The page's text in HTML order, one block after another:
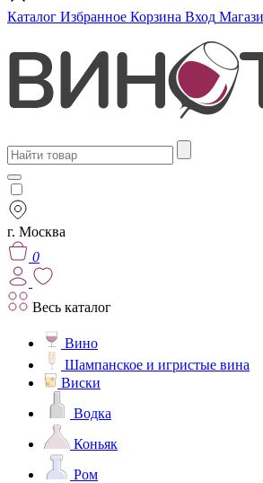
Каталог Избранное Корзина Вход
г. Москва
0
Весь каталог
Вино
Шампанское и игристые вина
Виски
Водка
Коньяк
Ром